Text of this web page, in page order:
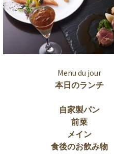
Menu du jour
本日のランチ
自家製パン
前菜
メイン
食後のお飲み物